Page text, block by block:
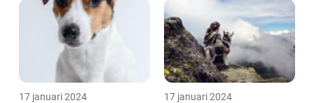
hund dräktig...
17 januari 2024 17 januari 2024